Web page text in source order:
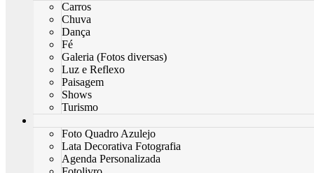
Carros
Chuva
Dança
Fé
Galeria (Fotos diversas)
Luz e Reflexo
Paisagem
Shows
Turismo
Foto Quadro Azulejo
Lata Decorativa Fotografia
Agenda Personalizada